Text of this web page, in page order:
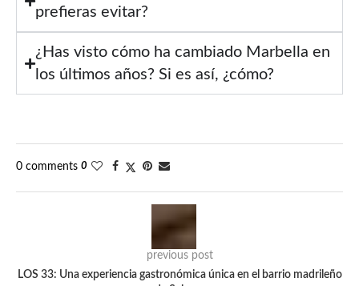
prefieras evitar?
¿Has visto cómo ha cambiado Marbella en
los últimos años? Si es así, ¿cómo?
0 comments 0
previous post
LOS 33: Una experiencia gastronómica única en el barrio madrileño